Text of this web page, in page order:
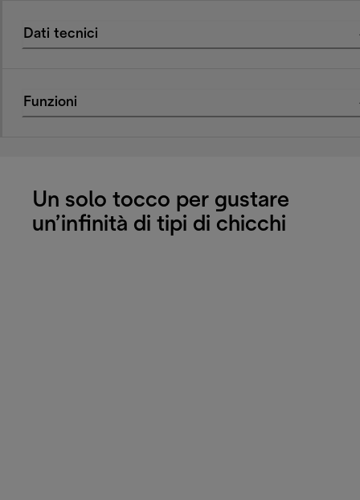
Dati tecnici
Funzioni
Un solo tocco per gustare
un’infinità di tipi di chicchi